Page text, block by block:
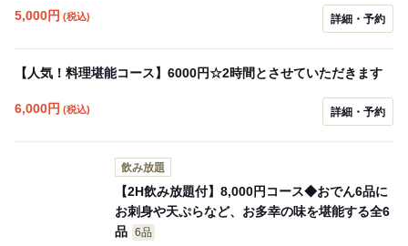
5,000円 (税込) 詳細・予約
【人気！料理堪能コース】6000円☆2時間とさせていただきます
6,000円 (税込) 詳細・予約
飲み放題
【2H飲み放題付】8,000円コース◆おでん6品に
お刺身や天ぷらなど、お多幸の味を堪能する全6
品 6品